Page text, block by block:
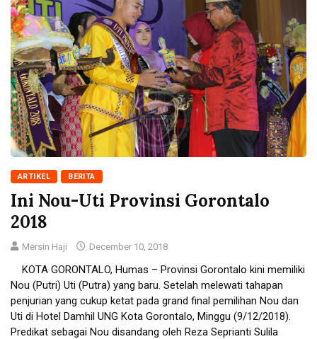
ARTIKEL BERITA
Ini Nou-Uti Provinsi Gorontalo
2018
Mersin Haji December 10, 2018
KOTA GORONTALO, Humas – Provinsi Gorontalo kini memiliki
Nou (Putri) Uti (Putra) yang baru. Setelah melewati tahapan
penjurian yang cukup ketat pada grand final pemilihan Nou dan
Uti di Hotel Damhil UNG Kota Gorontalo, Minggu (9/12/2018).
Predikat sebagai Nou disandang oleh Reza Seprianti Sulila